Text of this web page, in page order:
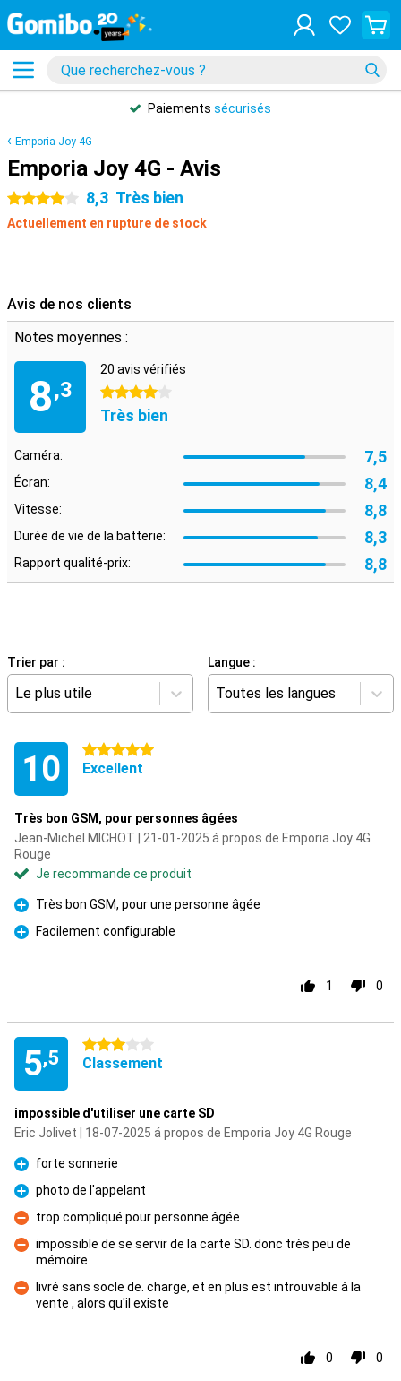
Paiements sécurisés
Emporia Joy 4G
Emporia Joy 4G - Avis
4 étoiles 8,3 Très bien
Actuellement en rupture de stock
Avis de nos clients
Notes moyennes :
8,3
20 avis vérifiés
4 étoiles
Très bien
Caméra: 7,5
Écran: 8,4
Vitesse: 8,8
Durée de vie de la batterie: 8,3
Rapport qualité-prix: 8,8
Trier par :
Le plus utile
Langue :
Toutes les langues
10 5 étoiles
Excellent
Très bon GSM, pour personnes âgées
Jean-Michel MICHOT | 21-01-2025 á propos de Emporia Joy 4G
Rouge
Je recommande ce produit
Pour
Très bon GSM, pour une personne âgée
Pour
Facilement configurable
1 0
5,5
3 étoiles
Classement
impossible d'utiliser une carte SD
Eric Jolivet | 18-07-2025 á propos de Emporia Joy 4G Rouge
Pour
forte sonnerie
Pour
photo de l'appelant
Contre
trop compliqué pour personne âgée
Contre
impossible de se servir de la carte SD. donc très peu de
mémoire
Contre
livré sans socle de. charge, et en plus est introuvable à la
vente , alors qu'il existe
0 0